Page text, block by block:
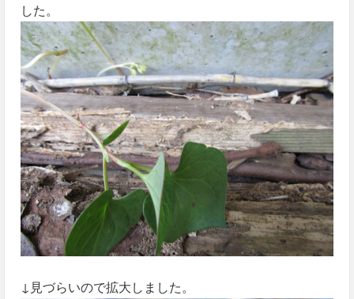
した。
↓見づらいので拡大しました。